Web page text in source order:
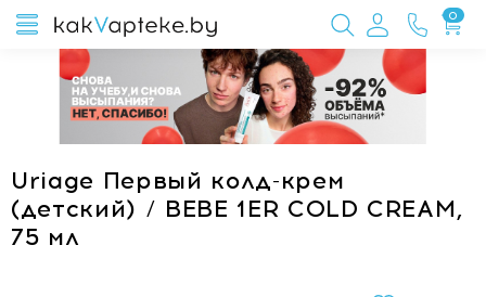
0
Uriage Первый колд-крем
(детский) / BEBE 1ER COLD CREAM,
75 мл